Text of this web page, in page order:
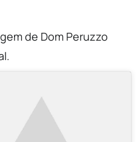
de Dom Peruzzo